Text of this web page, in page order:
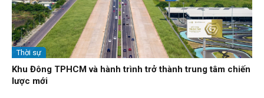
Thời sự
Khu Đông TPHCM và hành trình trở thành trung tâm chiến
lược mới